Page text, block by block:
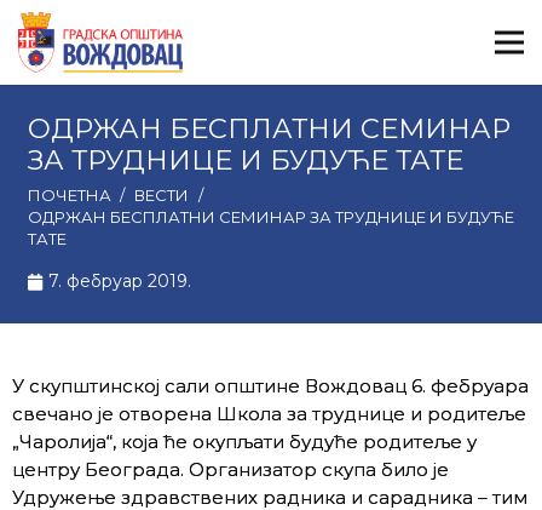
ОДРЖАН БЕСПЛАТНИ СЕМИНАР
ЗА ТРУДНИЦЕ И БУДУЋЕ ТАТЕ
ПОЧЕТНА / ВЕСТИ
/
ОДРЖАН БЕСПЛАТНИ СЕМИНАР ЗА ТРУДНИЦЕ И БУДУЋЕ
ТАТЕ
7. фебруар 2019.
У скупштинској сали општине Вождовац 6. фебруара
свечано је отворена Школа за труднице и родитеље
„Чаролија“, која ће окупљати будуће родитеље у
центру Београда. Организатор скупа било је
Удружење здравствених радника и сарадника – тим